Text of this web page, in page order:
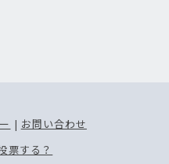
| お問い合わせ
票する？